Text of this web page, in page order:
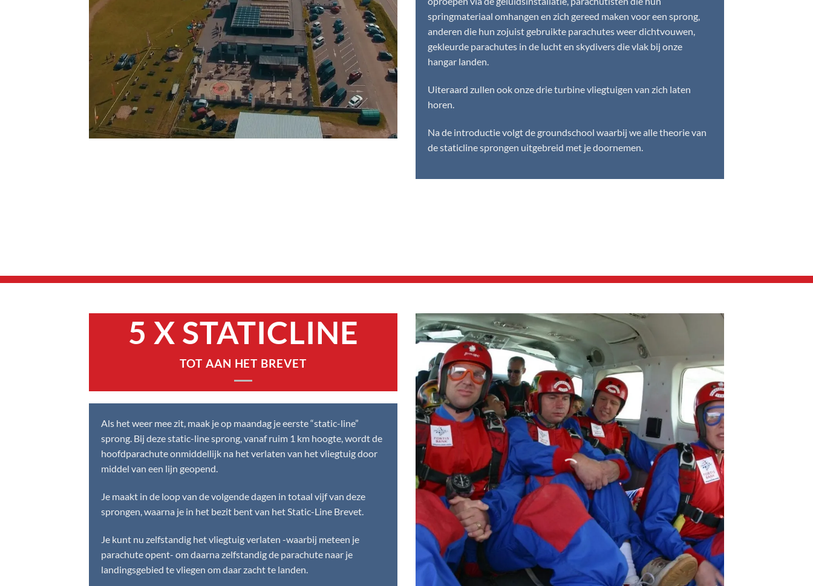
springmateriaal omhangen en zich gereed maken voor een sprong,
anderen die hun zojuist gebruikte parachutes weer dichtvouwen,
gekleurde parachutes in de lucht en skydivers die vlak bij onze
hangar landen.
Uiteraard zullen ook onze drie turbine vliegtuigen van zich laten
horen.
Na de introductie volgt de groundschool waarbij we alle theorie van
de staticline sprongen uitgebreid met je doornemen.
5 X STATICLINE
TOT AAN HET BREVET
Als het weer mee zit, maak je op maandag je eerste “static-line”
sprong. Bij deze static-line sprong, vanaf ruim 1 km hoogte, wordt de
hoofdparachute onmiddellijk na het verlaten van het vliegtuig door
middel van een lijn geopend.
Je maakt in de loop van de volgende dagen in totaal vijf van deze
sprongen, waarna je in het bezit bent van het Static-Line Brevet.
Je kunt nu zelfstandig het vliegtuig verlaten -waarbij meteen je
parachute opent- om daarna zelfstandig de parachute naar je
landingsgebied te vliegen om daar zacht te landen.